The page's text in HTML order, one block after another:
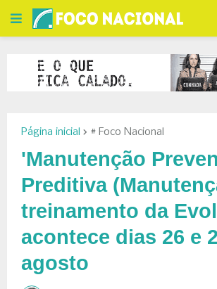
Página inicial # Foco Nacional
'Manutenção
Preditiva
treinamento da
acontece dias 26 e
agosto